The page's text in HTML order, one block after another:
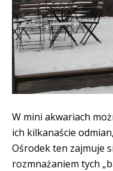
W mini akwariach
ich kilkanaście
Ośrodek ten zajmuje
rozmnażaniem tych